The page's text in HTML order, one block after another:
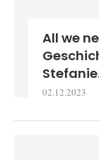
All we
02.12.2023